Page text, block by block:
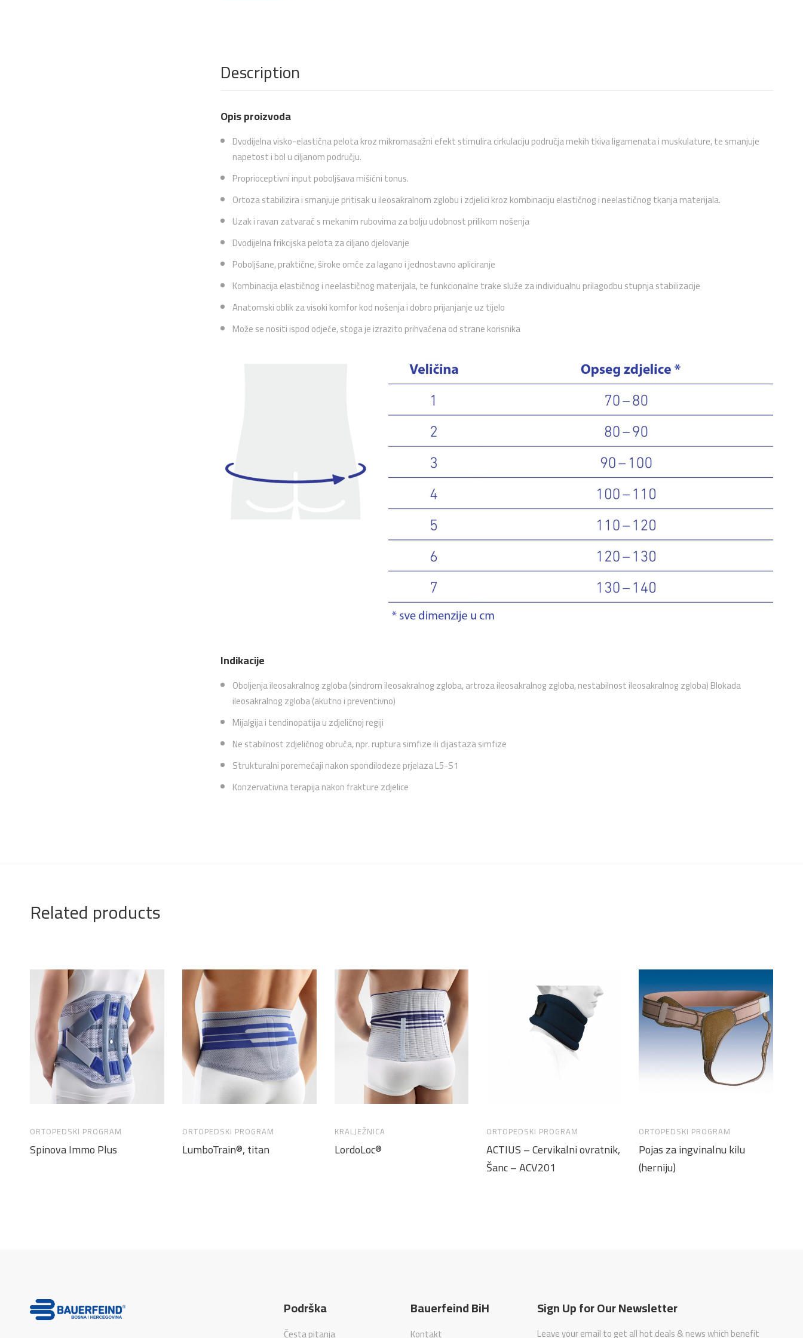
Description
Opis proizvoda
Dvodijelna visko-elastična pelota kroz mikromasažni efekt stimulira cirkulaciju područja mekih tkiva ligamenata i muskulature, te smanjuje
napetost i bol u ciljanom području.
Proprioceptivni input poboljšava mišićni tonus.
Ortoza stabilizira i smanjuje pritisak u ileosakralnom zglobu i zdjelici kroz kombinaciju elastičnog i neelastičnog tkanja materijala.
Uzak i ravan zatvarač s mekanim rubovima za bolju udobnost prilikom nošenja
Dvodijelna frikcijska pelota za ciljano djelovanje
Poboljšane, praktične, široke omče za lagano i jednostavno apliciranje
Kombinacija elastičnog i neelastičnog materijala, te funkcionalne trake služe za individualnu prilagodbu stupnja stabilizacije
Anatomski oblik za visoki komfor kod nošenja i dobro prijanjanje uz tijelo
Može se nositi ispod odjeće, stoga je izrazito prihvaćena od strane korisnika
Indikacije
Oboljenja ileosakralnog zgloba (sindrom ileosakralnog zgloba, artroza ileosakralnog zgloba, nestabilnost ileosakralnog zgloba) Blokada
ileosakralnog zgloba (akutno i preventivno)
Mijalgija i tendinopatija u zdjeličnoj regiji
Ne stabilnost zdjeličnog obruča, npr. ruptura simfize ili dijastaza simfize
Strukturalni poremećaji nakon spondilodeze prjelaza L5-S1
Konzervativna terapija nakon frakture zdjelice
Related products
ORTOPEDSKI PROGRAM
Spinova Immo Plus
ORTOPEDSKI PROGRAM
LumboTrain®, titan
KRALJEŽNICA
LordoLoc®
ORTOPEDSKI PROGRAM
ACTIUS – Cervikalni ovratnik,
Šanc – ACV201
ORTOPEDSKI PROGRAM
Pojas za ingvinalnu kilu
(herniju)
Podrška
Česta pitanja
Bauerfeind BiH
Kontakt
Sign Up for Our Newsletter
Leave your email to get all hot deals & news which benefit